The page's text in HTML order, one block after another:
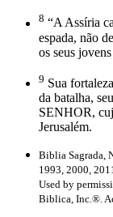
8 “A Assíria
espada, não
os seus
9 Sua
da batalha,
SENHOR,
Jerusalém.
Biblia Sagrada,
1993, 2000,
Used by
Biblica, Inc.®.